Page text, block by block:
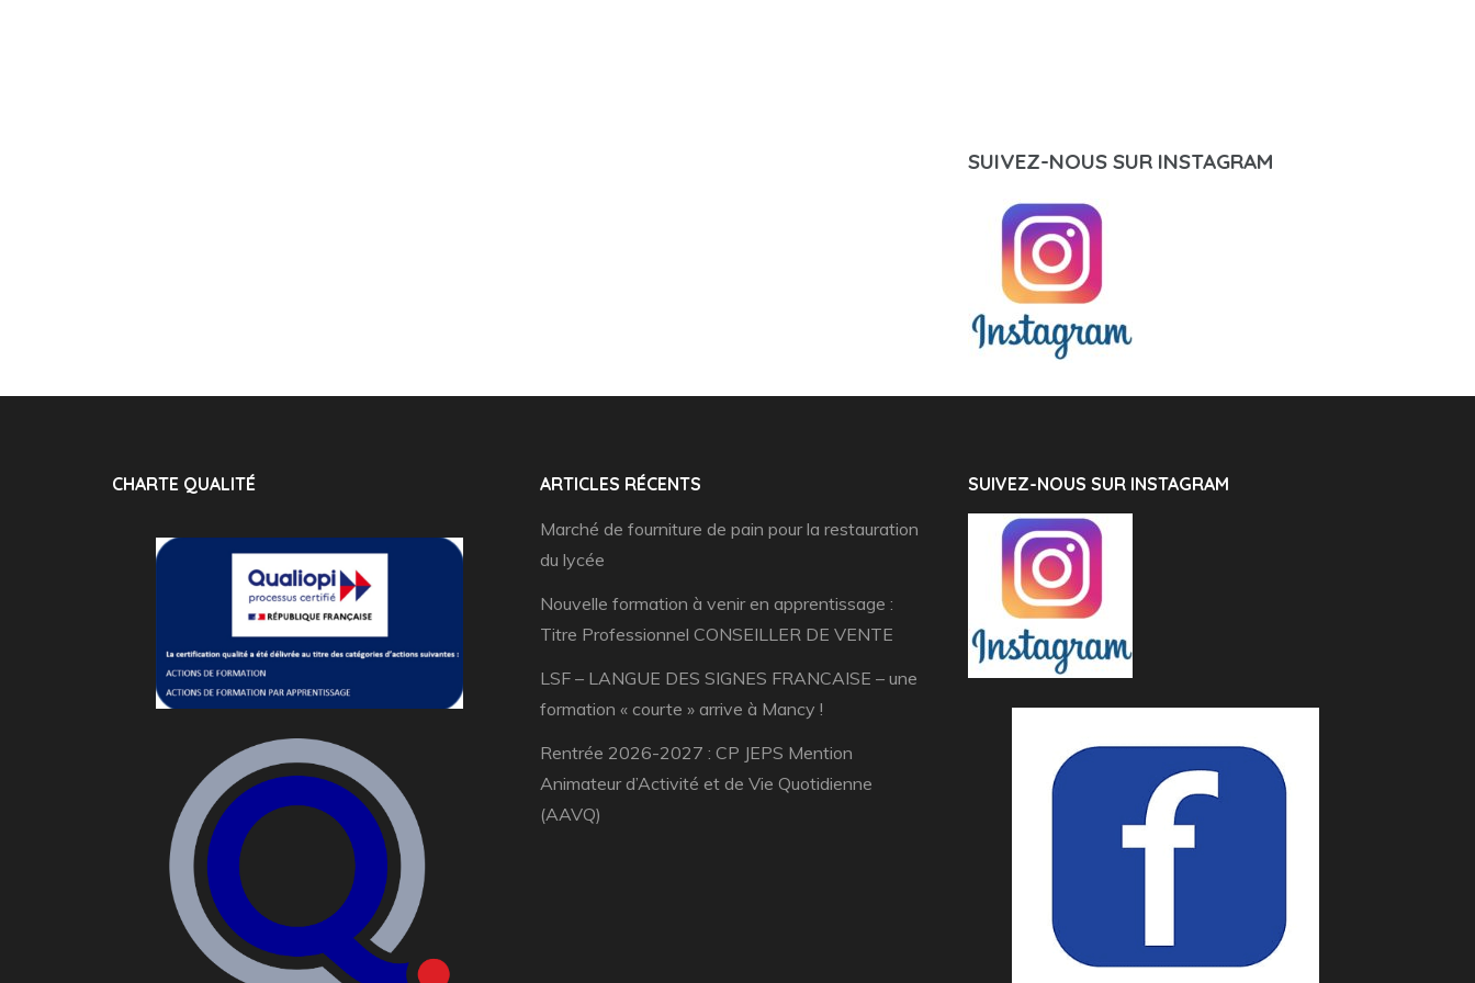
SUIVEZ-NOUS SUR INSTAGRAM
CHARTE QUALITÉ ARTICLES RÉCENTS
Marché de fourniture de pain pour la restauration
du lycée
Nouvelle formation à venir en apprentissage :
Titre Professionnel CONSEILLER DE VENTE
LSF – LANGUE DES SIGNES FRANCAISE – une
formation « courte » arrive à Mancy !
Rentrée 2026-2027 : CP JEPS Mention
Animateur d’Activité et de Vie Quotidienne
(AAVQ)
SUIVEZ-NOUS SUR INSTAGRAM